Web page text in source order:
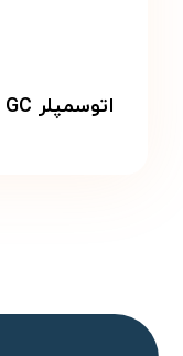
اتوسمپلر Agilent ۷۶۹۳A GC